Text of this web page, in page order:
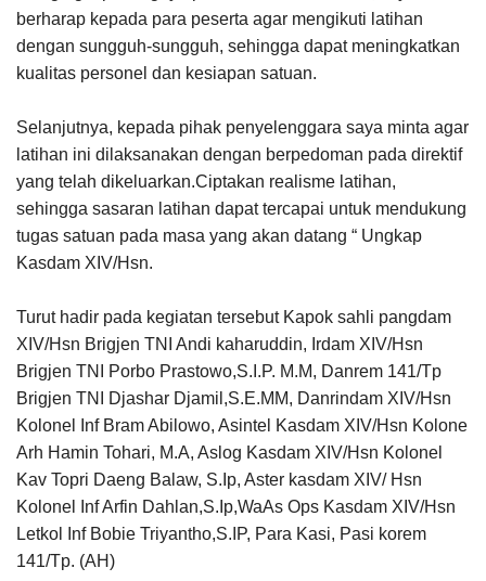
berharap kepada para peserta agar mengikuti latihan
dengan sungguh-sungguh, sehingga dapat meningkatkan
kualitas personel dan kesiapan satuan.
​Selanjutnya, kepada pihak penyelenggara saya minta agar
latihan ini dilaksanakan dengan berpedoman pada direktif
yang telah dikeluarkan.Ciptakan realisme latihan,
sehingga sasaran latihan dapat tercapai untuk mendukung
tugas satuan pada masa yang akan datang “ Ungkap
Kasdam XIV/Hsn.
Turut hadir pada kegiatan tersebut Kapok sahli pangdam
XIV/Hsn Brigjen TNI Andi kaharuddin, Irdam XIV/Hsn
Brigjen TNI Porbo Prastowo,S.I.P. M.M, Danrem 141/Tp
Brigjen TNI Djashar Djamil,S.E.MM, Danrindam XIV/Hsn
Kolonel Inf Bram Abilowo, Asintel Kasdam XIV/Hsn Kolone
Arh Hamin Tohari, M.A, Aslog Kasdam XIV/Hsn Kolonel
Kav Topri Daeng Balaw, S.Ip, Aster kasdam XIV/ Hsn
Kolonel Inf Arfin Dahlan,S.Ip,WaAs Ops Kasdam XIV/Hsn
Letkol Inf Bobie Triyantho,S.IP, Para Kasi, Pasi korem
141/Tp. (AH)